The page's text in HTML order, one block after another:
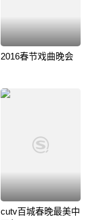
2016春节戏曲晚会
cutv百城春晚最美中